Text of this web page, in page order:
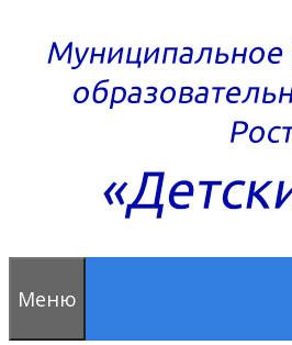
содержимому
Меню